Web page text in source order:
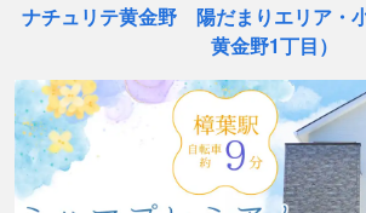
ナチュリテ黄金野　陽だまりエリア・
黄金野1丁目）